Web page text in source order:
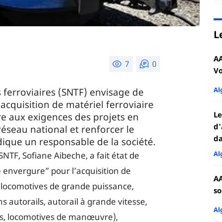
7 0
(SNTF) envisage de
de matériel ferroviaire
aux exigences des projets en
national et renforcer le
un responsable de la société.
Sofiane Aibeche, a fait état de
pour l’acquisition de
de grande puissance,
autorails, autorail à grande vitesse,
locomotives de manœuvre),